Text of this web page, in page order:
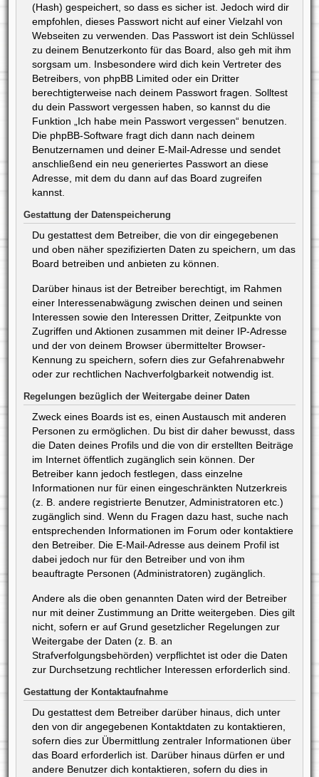
(Hash) gespeichert, so dass es sicher ist. Jedoch wird dir
empfohlen, dieses Passwort nicht auf einer Vielzahl von
Webseiten zu verwenden. Das Passwort ist dein Schlüssel
zu deinem Benutzerkonto für das Board, also geh mit ihm
sorgsam um. Insbesondere wird dich kein Vertreter des
Betreibers, von phpBB Limited oder ein Dritter
berechtigterweise nach deinem Passwort fragen. Solltest
du dein Passwort vergessen haben, so kannst du die
Funktion „Ich habe mein Passwort vergessen“ benutzen.
Die phpBB-Software fragt dich dann nach deinem
Benutzernamen und deiner E-Mail-Adresse und sendet
anschließend ein neu generiertes Passwort an diese
Adresse, mit dem du dann auf das Board zugreifen
kannst.
Gestattung der Datenspeicherung
Du gestattest dem Betreiber, die von dir eingegebenen
und oben näher spezifizierten Daten zu speichern, um das
Board betreiben und anbieten zu können.
Darüber hinaus ist der Betreiber berechtigt, im Rahmen
einer Interessenabwägung zwischen deinen und seinen
Interessen sowie den Interessen Dritter, Zeitpunkte von
Zugriffen und Aktionen zusammen mit deiner IP-Adresse
und der von deinem Browser übermittelter Browser-
Kennung zu speichern, sofern dies zur Gefahrenabwehr
oder zur rechtlichen Nachverfolgbarkeit notwendig ist.
Regelungen bezüglich der Weitergabe deiner Daten
Zweck eines Boards ist es, einen Austausch mit anderen
Personen zu ermöglichen. Du bist dir daher bewusst, dass
die Daten deines Profils und die von dir erstellten Beiträge
im Internet öffentlich zugänglich sein können. Der
Betreiber kann jedoch festlegen, dass einzelne
Informationen nur für einen eingeschränkten Nutzerkreis
(z. B. andere registrierte Benutzer, Administratoren etc.)
zugänglich sind. Wenn du Fragen dazu hast, suche nach
entsprechenden Informationen im Forum oder kontaktiere
den Betreiber. Die E-Mail-Adresse aus deinem Profil ist
dabei jedoch nur für den Betreiber und von ihm
beauftragte Personen (Administratoren) zugänglich.
Andere als die oben genannten Daten wird der Betreiber
nur mit deiner Zustimmung an Dritte weitergeben. Dies gilt
nicht, sofern er auf Grund gesetzlicher Regelungen zur
Weitergabe der Daten (z. B. an
Strafverfolgungsbehörden) verpflichtet ist oder die Daten
zur Durchsetzung rechtlicher Interessen erforderlich sind.
Gestattung der Kontaktaufnahme
Du gestattest dem Betreiber darüber hinaus, dich unter
den von dir angegebenen Kontaktdaten zu kontaktieren,
sofern dies zur Übermittlung zentraler Informationen über
das Board erforderlich ist. Darüber hinaus dürfen er und
andere Benutzer dich kontaktieren, sofern du dies in